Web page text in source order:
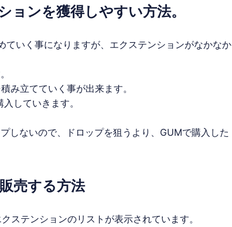
ンを獲得しやすい方法。
いく事になりますが、エクステンションがなかなか
み立てていく事が出来ます。
していきます。
しないので、ドロップを狙うより、GUMで購入した
売する方法
ステンションのリストが表示されています。